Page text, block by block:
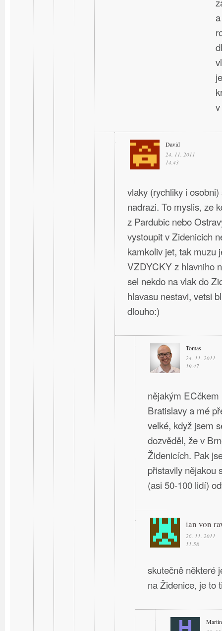
David
24. 11. 2011
14.43
vlaky (rychliky i
nadrazi. To myslis, ze
z Pardubic nebo
vystoupit v Zidenicich
kamkoliv jet, tak muzu
VZDYCKY z hlavniho
sel nekdo na vlak do
hlavasu nestavi, vetsi
dlouho:)
Tomas
24. 11. 2011
19.47
nějakým
Bratislavy a mé
velké, když jsem
dozvěděl, že v
Židenicích. Pak
přistavily nějakou
(asi 50-100 lidí)
ian von
26. 11. 2011
11.58
skutečně některé
na Židenice, je to
Martin